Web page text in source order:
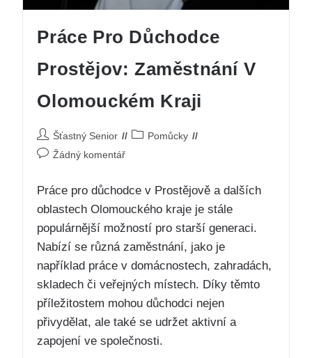
Práce Pro Důchodce
Prostějov: Zaměstnání V
Olomouckém Kraji
Šťastný Senior
Pomůcky
Žádný komentář
Práce pro důchodce v Prostějově a dalších
oblastech Olomouckého kraje je stále
populárnější možností pro starší generaci.
Nabízí se různá zaměstnání, jako je
například práce v domácnostech, zahradách,
skladech či veřejných místech. Díky těmto
příležitostem mohou důchodci nejen
přivydělat, ale také se udržet aktivní a
zapojení ve společnosti.